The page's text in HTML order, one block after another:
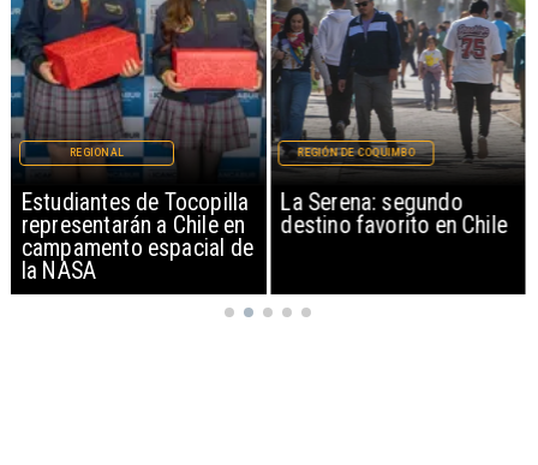
Estudiantes de Tocopilla
representarán a Chile en
campamento espacial de
la NASA
REGIONAL
La Serena: segundo
destino favorito en Chile
REGIÓN DE COQUIMBO